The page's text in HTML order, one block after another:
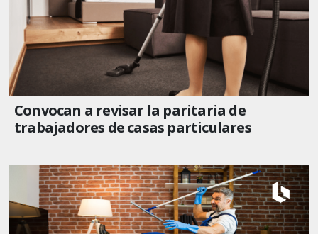
Convocan a revisar la paritaria de
trabajadores de casas particulares